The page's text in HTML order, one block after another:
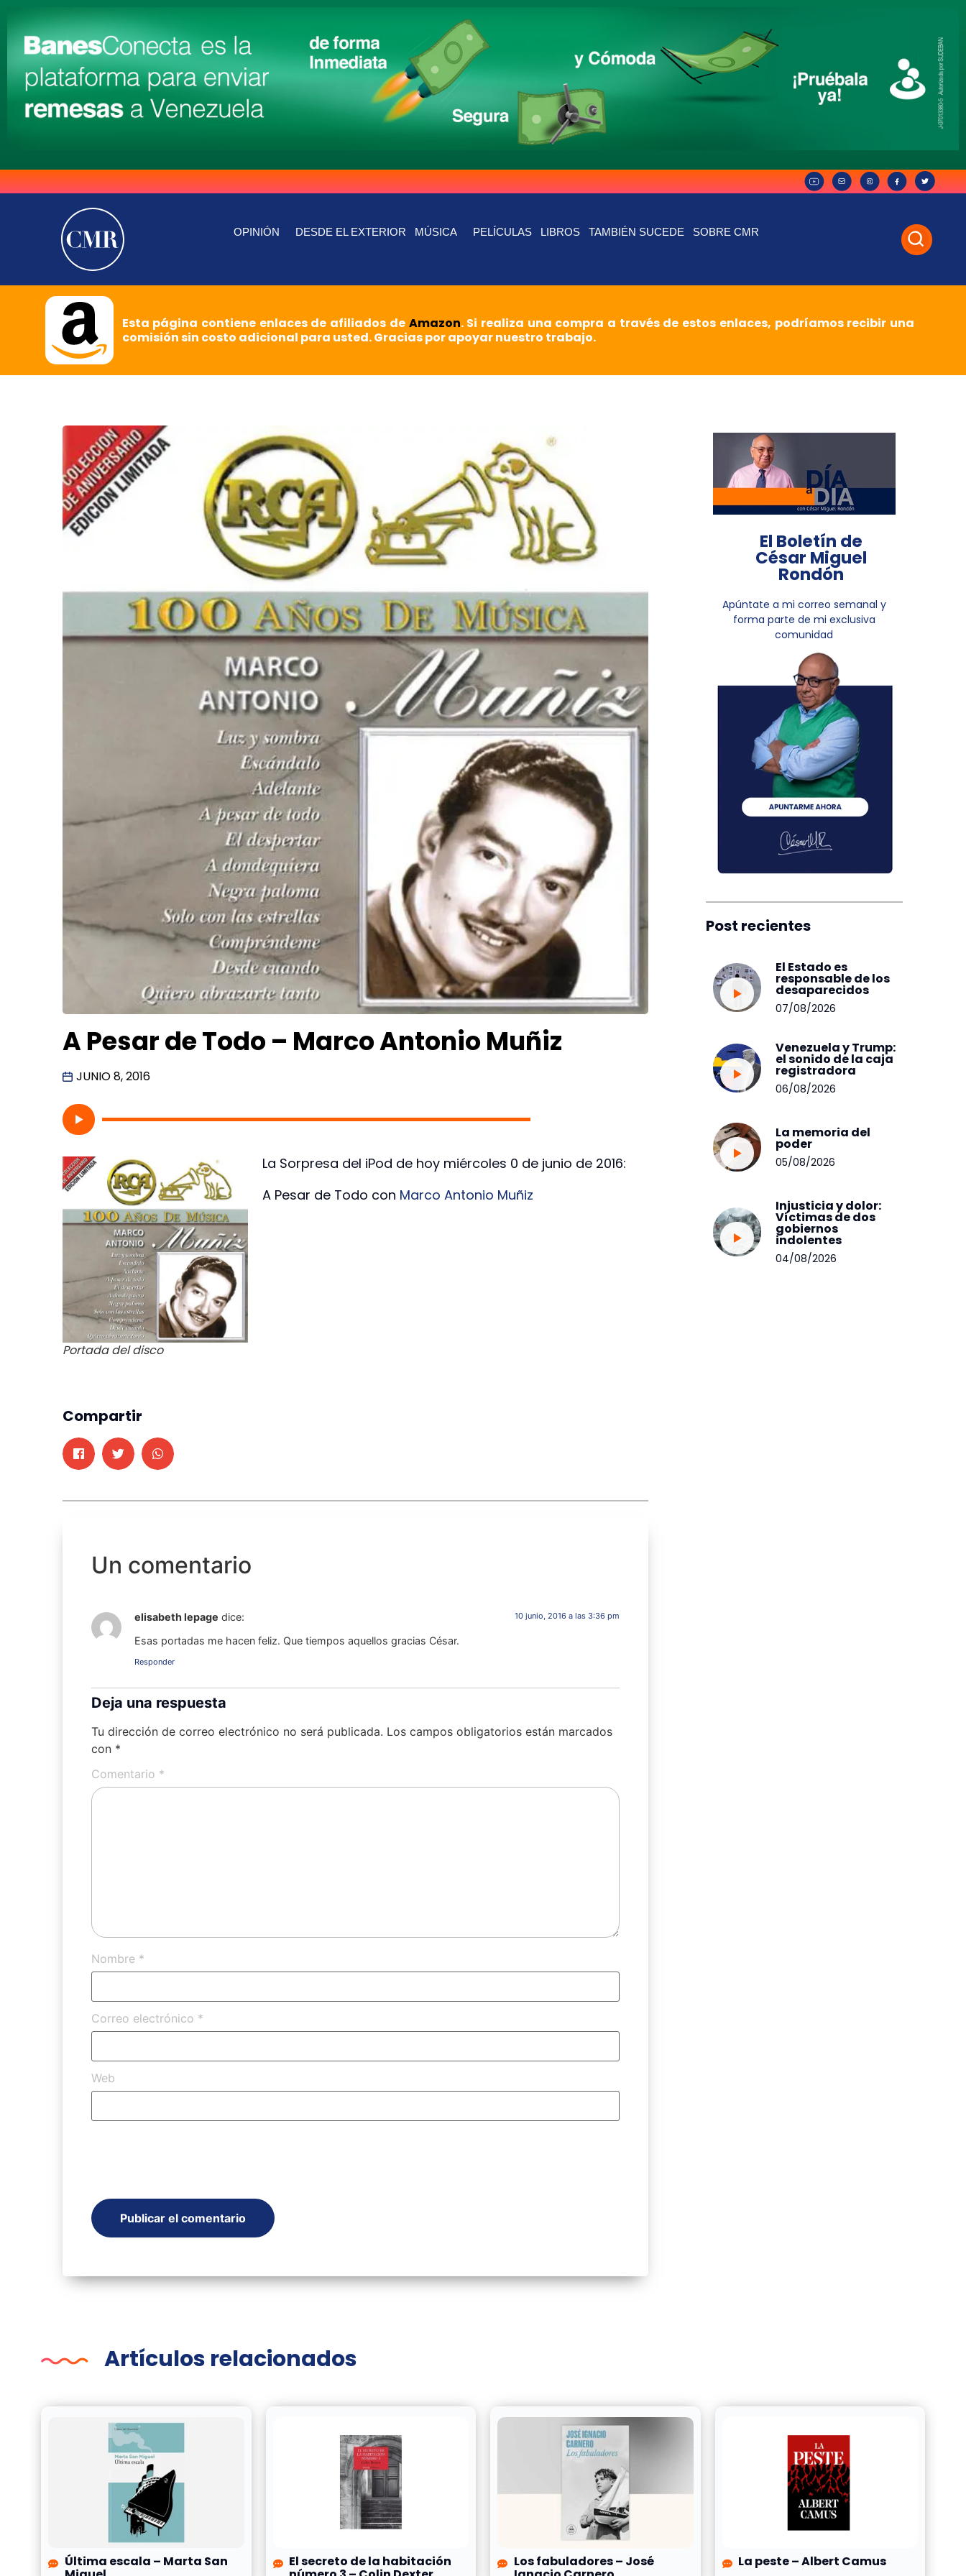
OPINIÓN DESDE EL EXTERIOR MÚSICA PELÍCULAS LIBROS TAMBIÉN SUCEDE SOBRE CMR
Esta página contiene enlaces de afiliados de Amazon. Si realiza una compra a través de estos enlaces, podríamos recibir una
comisión sin costo adicional para usted. Gracias por apoyar nuestro trabajo.
A Pesar de Todo – Marco Antonio Muñiz
JUNIO 8, 2016
Portada del disco
La Sorpresa del iPod de hoy miércoles 0 de junio de 2016:
A Pesar de Todo con Marco Antonio Muñiz
Compartir
Un comentario
elisabeth lepage dice: 10 junio, 2016 a las 3:36 pm
Esas portadas me hacen feliz. Que tiempos aquellos gracias César.
Responder
Deja una respuesta
Tu dirección de correo electrónico no será publicada. Los campos obligatorios están marcados
con *
Comentario *
Nombre *
Correo electrónico *
Web
El Boletín de
César Miguel
Rondón
Apúntate a mi correo semanal y
forma parte de mi exclusiva
comunidad
Post recientes
El Estado es
responsable de los
desaparecidos
07/08/2026
Venezuela y Trump:
el sonido de la caja
registradora
06/08/2026
La memoria del
poder
05/08/2026
Injusticia y dolor:
Víctimas de dos
gobiernos
indolentes
04/08/2026
Artículos relacionados
Última escala – Marta San El secreto de la habitación Los fabuladores – José La peste – Albert Camus